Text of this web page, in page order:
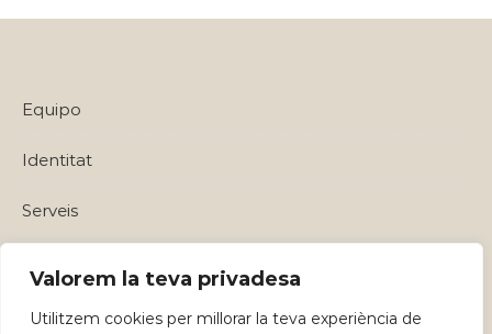
Valorem la teva privadesa
Utilitzem cookies per millorar la teva experiència de
Equipo
Identitat
Serveis